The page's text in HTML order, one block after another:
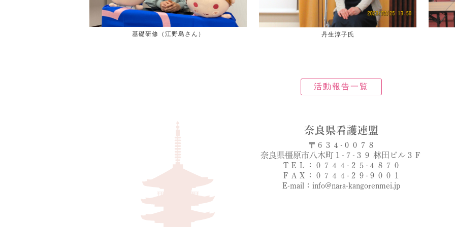
基礎研修（江野島さん） 丹生淳子氏
活動報告一覧
奈良県看護連盟
〒６３４-００７８
奈良県橿原市八木町１-７-３９ 林田ビル３Ｆ
ＴＥＬ：０７４４-２５-４８７０
ＦＡＸ：０７４４-２９-９００１
E-mail：info@nara-kangorenmei.jp